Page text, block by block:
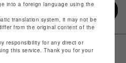
into a foreign language using the
translation system, it may not be
from the original content of the
responsibility for any direct or
this service. Thank you for your